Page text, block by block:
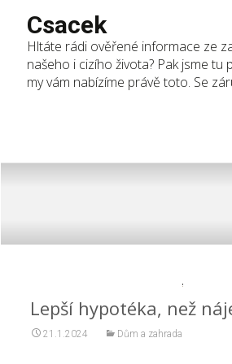
Csacek
Hltáte rádi ověřené informace ze
našeho i cizího života? Pak jsme tu
my vám nabízíme právě toto. Se
Lepší hypotéka, než
21.1.2024 Dům a zahrada